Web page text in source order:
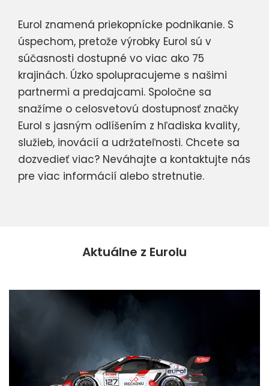
Eurol znamená priekopnícke podnikanie. S
úspechom, pretože výrobky Eurol sú v
súčasnosti dostupné vo viac ako 75
krajinách. Úzko spolupracujeme s našimi
partnermi a predajcami. Spoločne sa
snažíme o celosvetovú dostupnosť značky
Eurol s jasným odlíšením z hľadiska kvality,
služieb, inovácií a udržateľnosti. Chcete sa
dozvedieť viac? Neváhajte a kontaktujte nás
pre viac informácií alebo stretnutie.
Aktuálne z Eurolu